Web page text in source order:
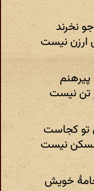
نخرند
ارزن نیست
تن نیست
کجاست
نیست
خویش